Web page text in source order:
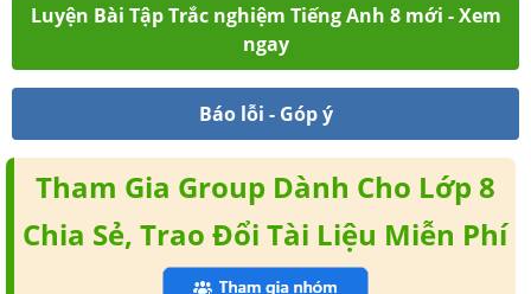
Luyện Bài Tập Trắc nghiệm Tiếng Anh 8 mới - Xem
ngay
Báo lỗi - Góp ý
Tham Gia Group Dành Cho Lớp 8
Chia Sẻ, Trao Đổi Tài Liệu Miễn Phí